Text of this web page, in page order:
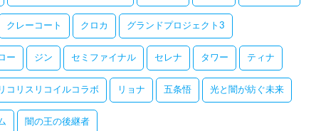
クレーコート クロカ グランドプロジェクト3
ー ジン セミファイナル セレナ タワー ティナ
リコリスリコイルコラボ リョナ 五条悟 光と闇が紡ぐ未来
闇の王の後継者